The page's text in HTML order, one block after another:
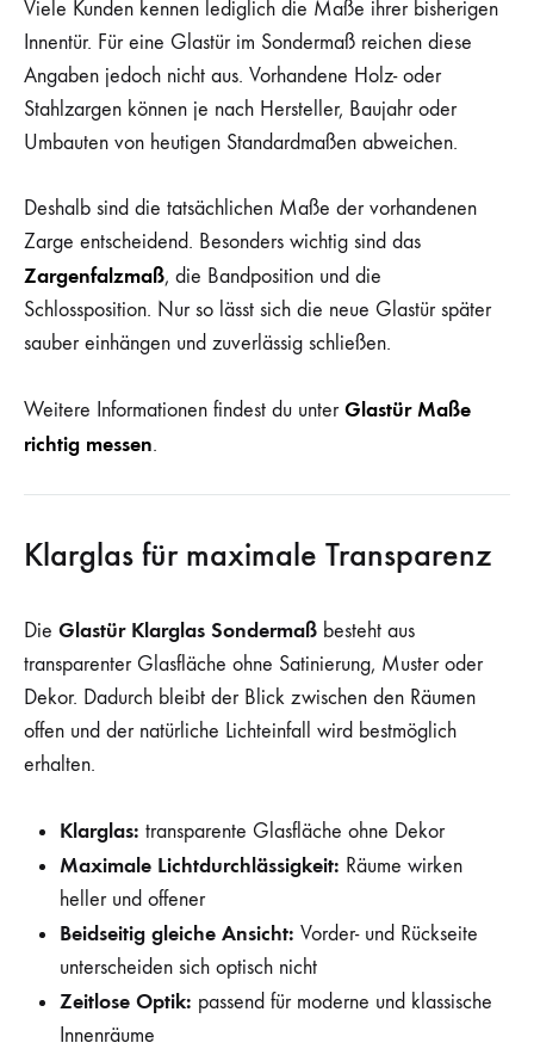
Viele Kunden kennen lediglich die Maße ihrer bisherigen
Innentür. Für eine Glastür im Sondermaß reichen diese
Angaben jedoch nicht aus. Vorhandene Holz- oder
Stahlzargen können je nach Hersteller, Baujahr oder
Umbauten von heutigen Standardmaßen abweichen.
Deshalb sind die tatsächlichen Maße der vorhandenen
Zarge entscheidend. Besonders wichtig sind das
Zargenfalzmaß, die Bandposition und die
Schlossposition. Nur so lässt sich die neue Glastür später
sauber einhängen und zuverlässig schließen.
Weitere Informationen findest du unterGlastür Maße
richtig messen.
Klarglas für maximale Transparenz
Die Glastür Klarglas Sondermaß besteht aus
transparenter Glasfläche ohne Satinierung, Muster oder
Dekor. Dadurch bleibt der Blick zwischen den Räumen
offen und der natürliche Lichteinfall wird bestmöglich
erhalten.
Klarglas: transparente Glasfläche ohne Dekor
Maximale Lichtdurchlässigkeit: Räume wirken
heller und offener
Beidseitig gleiche Ansicht: Vorder- und Rückseite
unterscheiden sich optisch nicht
Zeitlose Optik: passend für moderne und klassische
Innenräume